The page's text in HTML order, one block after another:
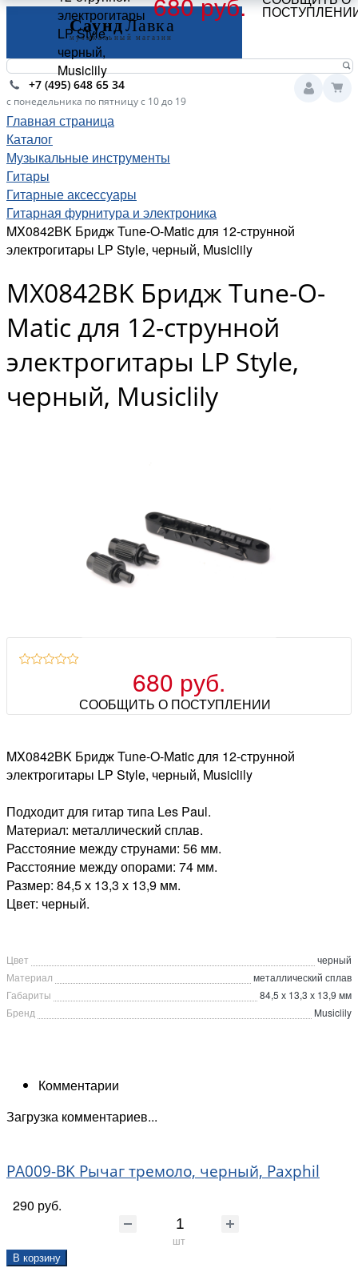
+7 (495) 648 65 34
с понедельника по пятницу с 10 до 19
Главная страница
Каталог
Музыкальные инструменты
Гитары
Гитарные аксессуары
Гитарная фурнитура и электроника
MX0842BK Бридж Tune-O-Matic для 12-струнной
электрогитары LP Style, черный, Musiclily
MX0842BK Бридж Tune-O-
Matic для 12-струнной
электрогитары LP Style,
черный, Musiclily
680 руб.
СООБЩИТЬ О ПОСТУПЛЕНИИ
MX0842BK Бридж Tune-O-Matic для 12-струнной
электрогитары LP Style, черный, Musiclily
Подходит для гитар типа Les Paul.
Материал: металлический сплав.
Расстояние между струнами: 56 мм.
Расстояние между опорами: 74 мм.
Размер: 84,5 х 13,3 х 13,9 мм.
Цвет: черный.
Цвет
черный
Материал
металлический сплав
Габариты
84,5 х 13,3 х 13,9 мм
Бренд
Musiclily
Комментарии
Загрузка комментариев...
электрогитары
LP Style,
черный,
Musiclily
PA009-BK Рычаг тремоло, черный, Paxphil
290 руб.
шт
В корзину